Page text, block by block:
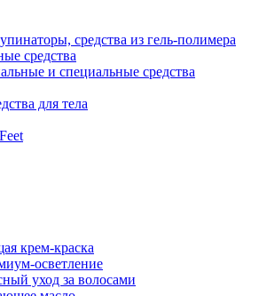
средства из гель-полимера
средства
и специальные средства
для тела
крем-краска
осветление
уход за волосами